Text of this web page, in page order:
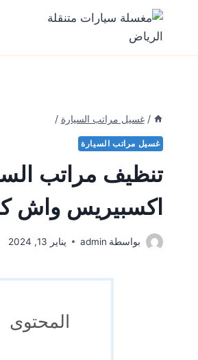
/ غسيل مراتب السيارة /
غسيل مراتب السيارة
تنظيف مراتب
اكسبيريس واش
بواسطة admin يناير 13, 2024
المحتوى